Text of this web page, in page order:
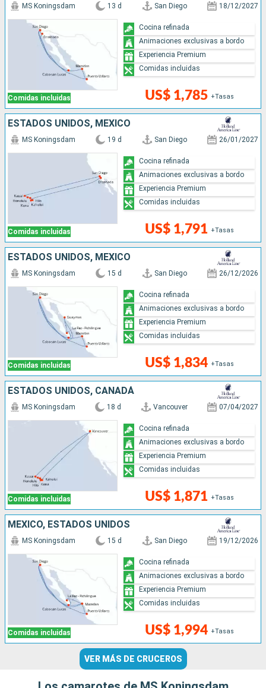
Comidas incluidas
MS Koningsdam 13 d San Diego 18/12/2027
US$ 1,785 +Tasas
Cocina refinada
Animaciones exclusivas a bordo
Experiencia Premium
Comidas incluidas
ESTADOS UNIDOS, MÉXICO
Comidas incluidas
MS Koningsdam 19 d San Diego 26/01/2027
US$ 1,791 +Tasas
Cocina refinada
Animaciones exclusivas a bordo
Experiencia Premium
Comidas incluidas
ESTADOS UNIDOS, MÉXICO
Comidas incluidas
MS Koningsdam 15 d San Diego 26/12/2026
US$ 1,834 +Tasas
Cocina refinada
Animaciones exclusivas a bordo
Experiencia Premium
Comidas incluidas
ESTADOS UNIDOS, CANADÁ
Comidas incluidas
MS Koningsdam 18 d Vancouver 07/04/2027
US$ 1,871 +Tasas
Cocina refinada
Animaciones exclusivas a bordo
Experiencia Premium
Comidas incluidas
MÉXICO, ESTADOS UNIDOS
Comidas incluidas
MS Koningsdam 15 d San Diego 19/12/2026
US$ 1,994 +Tasas
Cocina refinada
Animaciones exclusivas a bordo
Experiencia Premium
Comidas incluidas
VER MÁS DE CRUCEROS